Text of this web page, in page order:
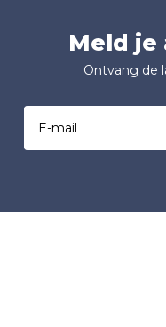
Meld je
Ontvang de